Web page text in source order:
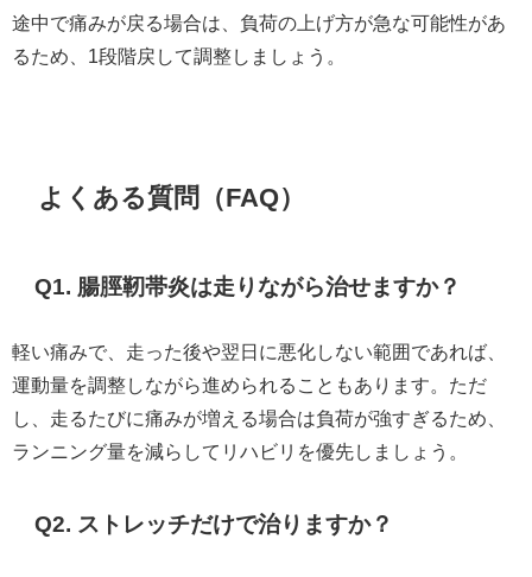
途中で痛みが戻る場合は、負荷の上げ方が急な可能性があ
るため、1段階戻して調整しましょう。
よくある質問（FAQ）
Q1. 腸脛靭帯炎は走りながら治せますか？
軽い痛みで、走った後や翌日に悪化しない範囲であれば、
運動量を調整しながら進められることもあります。ただ
し、走るたびに痛みが増える場合は負荷が強すぎるため、
ランニング量を減らしてリハビリを優先しましょう。
Q2. ストレッチだけで治りますか？